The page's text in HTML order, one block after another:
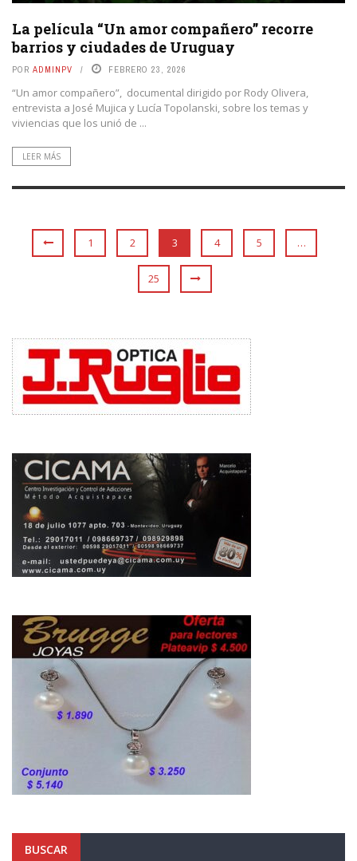
La película “Un amor compañero” recorre
barrios y ciudades de Uruguay
POR ADMINPV FEBRERO 23, 2026
“Un amor compañero”, documental dirigido por Rody Olivera,
entrevista a José Mujica y Lucía Topolanski, sobre los temas y
viviencias que los unió de ...
LEER MÁS
1 2 3 4 5 …
25
BUSCAR